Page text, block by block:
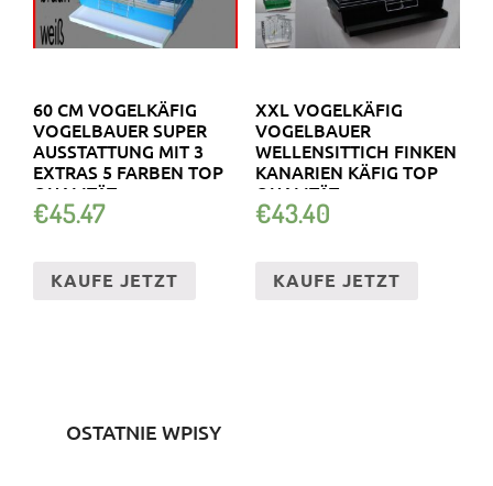
60 CM VOGELKÄFIG
VOGELBAUER SUPER
AUSSTATTUNG MIT 3
EXTRAS 5 FARBEN TOP
QUALITÄT
€45.47
KAUFE JETZT
XXL VOGELKÄFIG
VOGELBAUER
WELLENSITTICH FINKEN
KANARIEN KÄFIG TOP
QUALITÄT
€43.40
KAUFE JETZT
OSTATNIE WPISY